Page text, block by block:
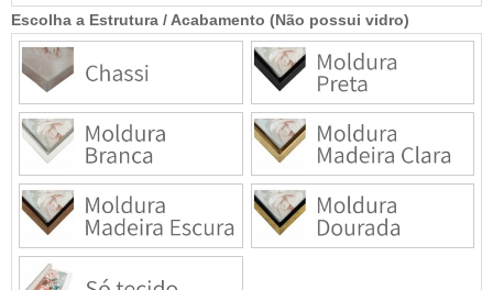
Escolha a Estrutura / Acabamento (Não possui vidro)